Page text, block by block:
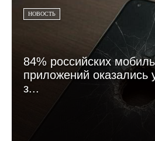
НОВОСТЬ
84% российских
приложений оказались
з...